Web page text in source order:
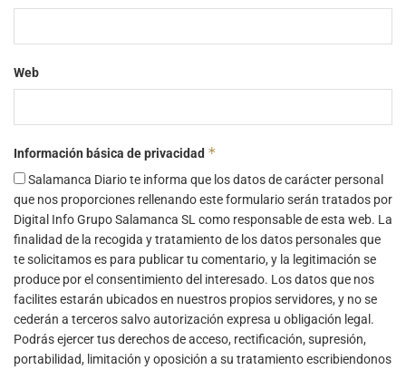
Web
Información básica de privacidad *
Salamanca Diario te informa que los datos de carácter personal
que nos proporciones rellenando este formulario serán tratados por
Digital Info Grupo Salamanca SL como responsable de esta web. La
finalidad de la recogida y tratamiento de los datos personales que
te solicitamos es para publicar tu comentario, y la legitimación se
produce por el consentimiento del interesado. Los datos que nos
facilites estarán ubicados en nuestros propios servidores, y no se
cederán a terceros salvo autorización expresa u obligación legal.
Podrás ejercer tus derechos de acceso, rectificación, supresión,
portabilidad, limitación y oposición a su tratamiento escribiendonos